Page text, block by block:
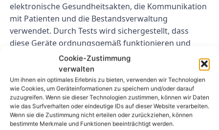
Cookie-Zustimmung
verwalten
Um ihnen ein optimales Erlebnis zu bieten, verwenden wir Technologien
wie Cookies, um Geräteinformationen zu speichern und/oder darauf
zuzugreifen. Wenn sie dieser Technologien zustimmen, können wir Daten
wie das Surfverhalten oder eindeutige IDs auf dieser Website verarbeiten.
Wenn sie die Zustimmung nicht erteilen oder zurückziehen, können
bestimmte Merkmale und Funktionen beeinträchtigt werden.
elektronische Gesundheitsakten, die Kommunikation
mit Patienten und die Bestandsverwaltung
verwendet. Durch Tests wird sichergestellt, dass
diese Geräte ordnungsgemäß funktionieren und
sicher mit dem Netzwerk der Apotheke verbunden
3. Drucker
Drucker werden zum Drucken von Etiketten,
Quittungen und anderen wichtigen Dokumenten in